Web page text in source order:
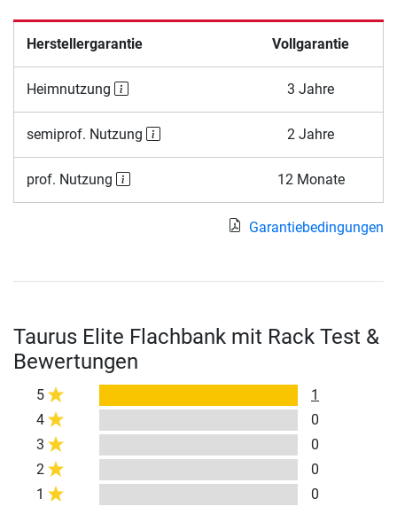
Herstellergarantie Vollgarantie
Heimnutzung 3 Jahre
semiprof. Nutzung 2 Jahre
prof. Nutzung 12 Monate
Garantiebedingungen
Taurus Elite Flachbank mit Rack Test &
Bewertungen
5
1
4
0
3
0
2
0
1
0